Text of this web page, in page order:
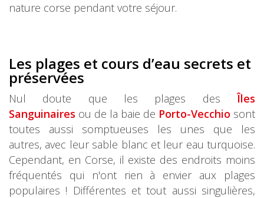
nature corse pendant votre séjour.
Les plages et cours d’eau secrets et
préservées
Nul doute que les plages desÎles
Sanguinaires ou de la baie de Porto-Vecchio sont
toutes aussi somptueuses les unes que les
autres, avec leur sable blanc et leur eau turquoise.
Cependant, en Corse, il existe des endroits moins
fréquentés qui n'ont rien à envier aux plages
populaires ! Différentes et tout aussi singulières,